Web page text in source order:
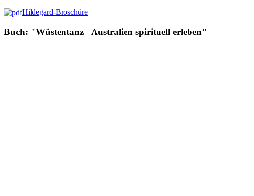
Hildegard-Broschüre
Buch: "Wüstentanz - Australien spirituell erleben"